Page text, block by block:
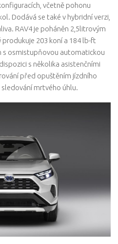
včetně pohonu
Dodává se také v hybridní verzi,
RAV4 je poháněn 2,5litrovým
203 koní a 184 lb-ft
s osmistupňovou automatickou
s několika asistenčními
před opuštěním jízdního
mrtvého úhlu.